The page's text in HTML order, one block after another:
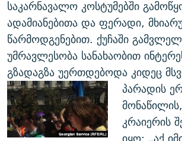
საკარნავალო კოსტუმებში
ადამიანებითა და ფერადი,
წარმოდგენებით. ქუჩაში
უმრავლესობა სანახაობით
გზადაგზა უერთდებოდა კიდეც
პარადის
კრაიერის